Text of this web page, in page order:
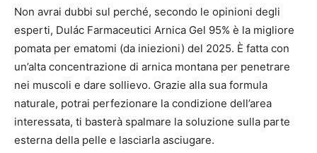
Non avrai dubbi sul perché, secondo le opinioni degli
esperti, Dulác Farmaceutici Arnica Gel 95% è la migliore
pomata per ematomi (da iniezioni) del 2025. È fatta con
un’alta concentrazione di arnica montana per penetrare
nei muscoli e dare sollievo. Grazie alla sua formula
naturale, potrai perfezionare la condizione dell’area
interessata, ti basterà spalmare la soluzione sulla parte
esterna della pelle e lasciarla asciugare.